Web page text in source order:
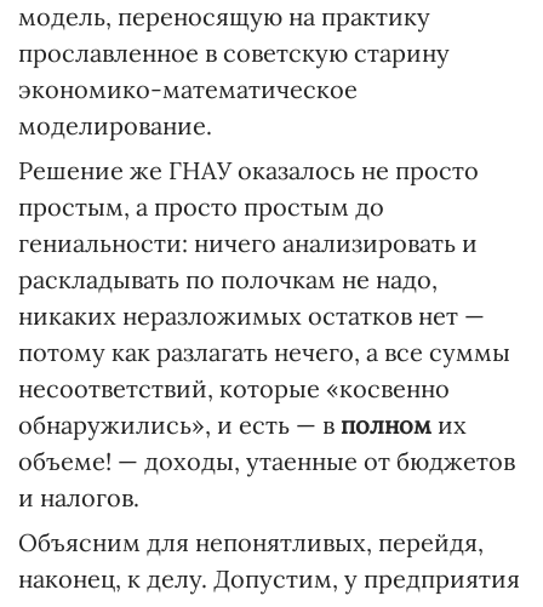
модель, переносящую на практику
прославленное в советскую старину
экономико-математическое
моделирование.
Решение же ГНАУ оказалось не просто
простым, а просто простым до
гениальности: ничего анализировать и
раскладывать по полочкам не надо,
никаких неразложимых остатков нет —
потому как разлагать нечего, а все суммы
несоответствий, которые «косвенно
обнаружились», и есть — в полном их
объеме! — доходы, утаенные от бюджетов
и налогов.
Объясним для непонятливых, перейдя,
наконец, к делу. Допустим, у предприятия